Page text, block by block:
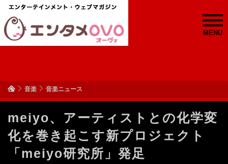
MENU
音楽 音楽ニュース
meiyo、アーティストとの化学変
化を巻き起こす新プロジェクト
「meiyo研究所」発足